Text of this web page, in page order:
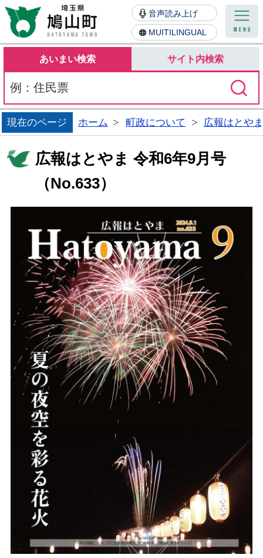
鳩山町
音声読み上げ
MUITILINGUAL
あいまい検索 サイト内検索
現在のページ ホーム 町政について 広報はとや
広報はとやま 令和6年9月号
（No.633）